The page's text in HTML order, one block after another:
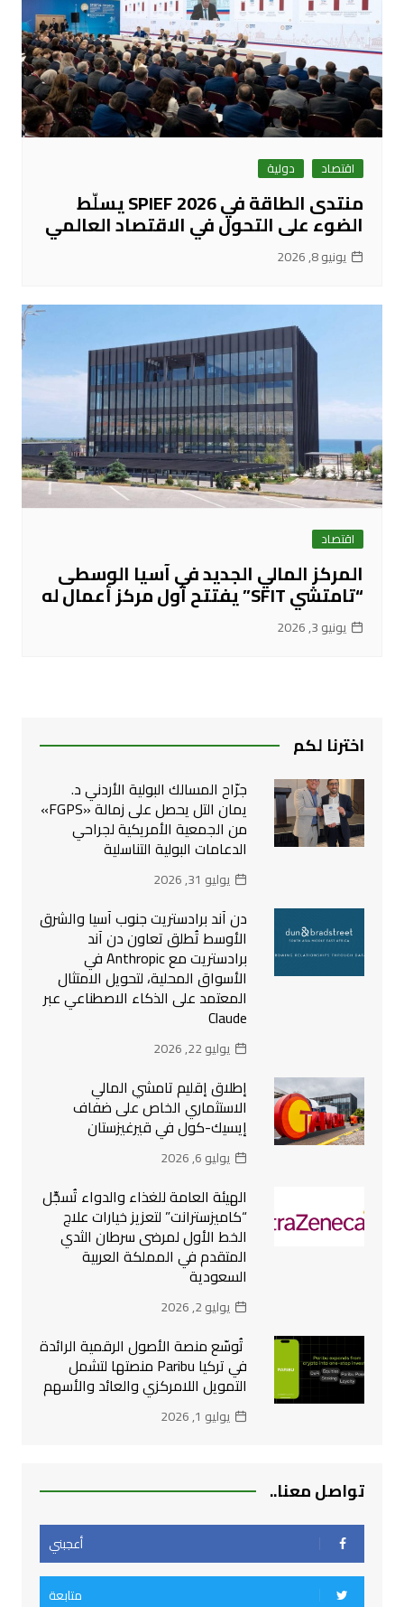
اقتصاد دولية
منتدى الطاقة في SPIEF 2026 يسلّط
الضوء على التحول في الاقتصاد العالمي
يونيو 8, 2026
اقتصاد
المركز المالي الجديد في آسيا الوسطى
“تامتشي SFIT” يفتتح أول مركز أعمال له
يونيو 3, 2026
اخترنا لكم
جرّاح المسالك البولية الأردني د.
يمان التل يحصل على زمالة «FGPS»
من الجمعية الأمريكية لجراحي
الدعامات البولية التناسلية
يوليو 31, 2026
دن آند برادستريت جنوب آسيا والشرق
الأوسط تُطلق تعاون دن آند
برادستريت مع Anthropic في
الأسواق المحلية، لتحويل الامتثال
المعتمد على الذكاء الاصطناعي عبر
Claude
يوليو 22, 2026
إطلاق إقليم تامشي المالي
الاستثماري الخاص على ضفاف
إيسيك-كول في قيرغيزستان
يوليو 6, 2026
الهيئة العامة للغذاء والدواء تُسجِّل
“كاميزسترانت” لتعزيز خيارات علاج
الخط الأول لمرضى سرطان الثدي
المتقدم في المملكة العربية
السعودية
يوليو 2, 2026
تُوسّع منصة الأصول الرقمية الرائدة
في تركيا Paribu منصتها لتشمل
التمويل اللامركزي والعائد والأسهم
يوليو 1, 2026
تواصل معنا..
أعجبني
متابعة